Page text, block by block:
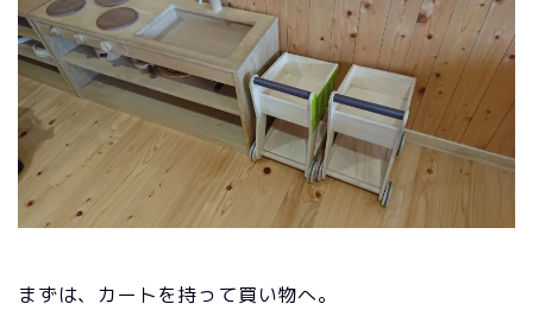
まずは、カートを持って買い物へ。